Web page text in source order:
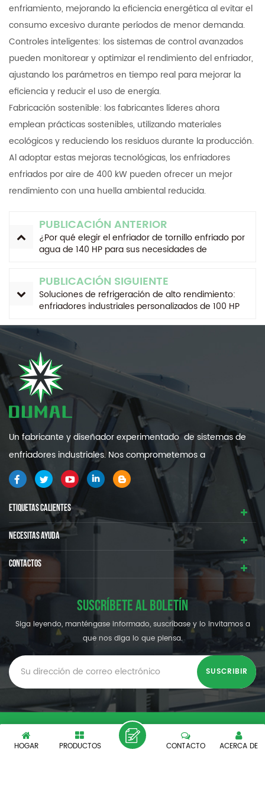
enfriamiento, mejorando la eficiencia energética al evitar el
consumo excesivo durante períodos de menor demanda.
Controles inteligentes: los sistemas de control avanzados
pueden monitorear y optimizar el rendimiento del enfriador,
ajustando los parámetros en tiempo real para mejorar la
eficiencia y reducir el uso de energía.
Fabricación sostenible: los fabricantes líderes ahora
emplean prácticas sostenibles, utilizando materiales
ecológicos y reduciendo los residuos durante la producción.
Al adoptar estas mejoras tecnológicas, los enfriadores
enfriados por aire de 400 kW pueden ofrecer un mejor
rendimiento con una huella ambiental reducida.
PUBLICACIÓN ANTERIOR
¿Por qué elegir el enfriador de tornillo enfriado por
agua de 140 HP para sus necesidades de
PUBLICACIÓN SIGUIENTE
Soluciones de refrigeración de alto rendimiento:
enfriadores industriales personalizados de 100 HP
Un fabricante y diseñador experimentado de sistemas de
enfriadores industriales. Nos comprometemos a
proporcionarle sistemas de refrigeración industrial de alta
calidad y eficiencia .
ETIQUETAS CALIENTES
NECESITAS AYUDA
CONTACTOS
SUSCRÍBETE AL BOLETÍN
Siga leyendo, manténgase informado, suscríbase y lo invitamos a
que nos diga lo que piensa.
© SHENZHEN OUMAL REFRIGERATION MACHINERY CO.,LTD.
Reservados todos los derechos.
HOGAR PRODUCTOS ACERCA DE
CONTACTO